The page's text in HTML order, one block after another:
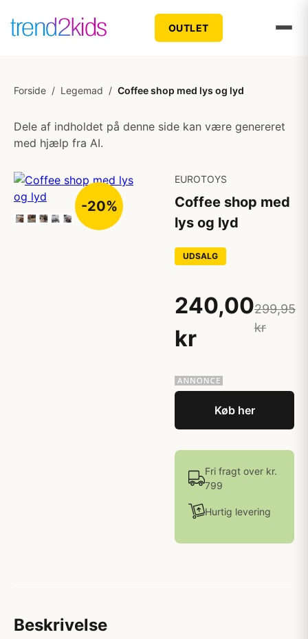
OUTLET
Forside / Legemad / Coffee shop med lys og lyd
Dele af indholdet på denne side kan være genereret
med hjælp fra AI.
-20%
EUROTOYS
Coffee shop med
lys og lyd
UDSALG
240,00
kr
299,95
kr
Køb her
Fri fragt over kr.
799
Hurtig levering
Beskrivelse